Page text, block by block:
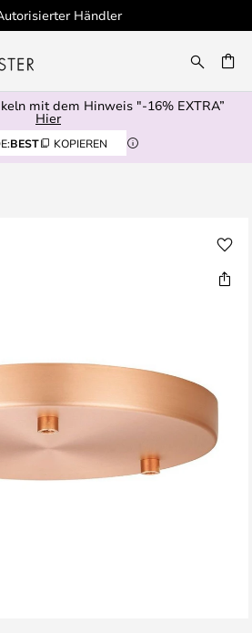
Händler
mit dem Hinweis "-16% EXTRA”
Hier
BEST KOPIEREN